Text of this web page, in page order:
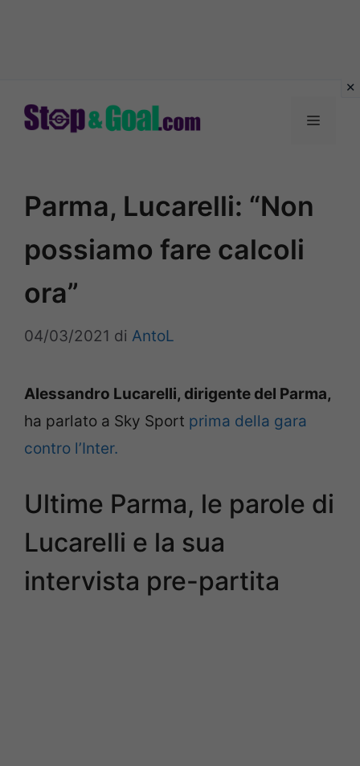
Menu
Parma, Lucarelli: “Non
possiamo fare calcoli
ora”
04/03/2021 di AntoL
Alessandro Lucarelli, dirigente del Parma,
ha parlato a Sky Sport prima della gara
contro l’Inter.
Ultime Parma, le parole di
Lucarelli e la sua
intervista pre-partita